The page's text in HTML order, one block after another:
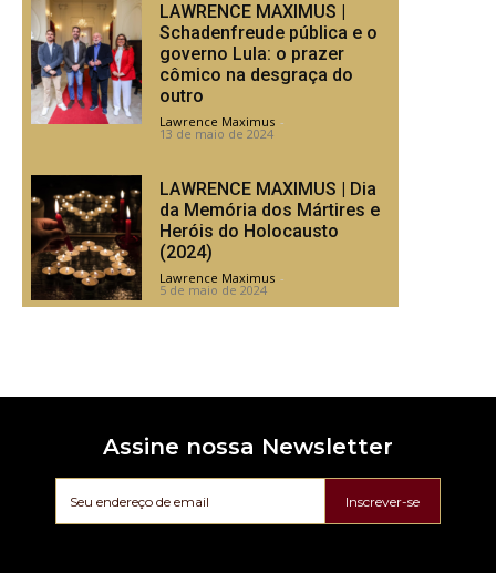
LAWRENCE MAXIMUS |
Schadenfreude pública e o
governo Lula: o prazer
cômico na desgraça do
outro
Lawrence Maximus -
13 de maio de 2024
LAWRENCE MAXIMUS | Dia
da Memória dos Mártires e
Heróis do Holocausto
(2024)
Lawrence Maximus -
5 de maio de 2024
Assine nossa Newsletter
Inscrever-se